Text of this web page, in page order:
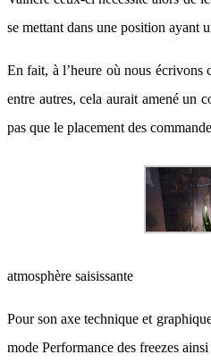
se mettant dans une position ayant
En fait, à l’heure où nous écrivons
entre autres, cela aurait amené un
pas que le placement des
atmosphère saisissante
Pour son axe technique et
mode Performance des freezes